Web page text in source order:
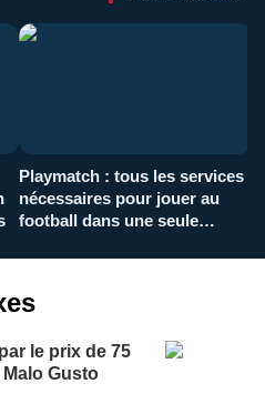
Playmatch : tous les services
nécessaires pour jouer au
football dans une seule
le prix de 75
Gusto